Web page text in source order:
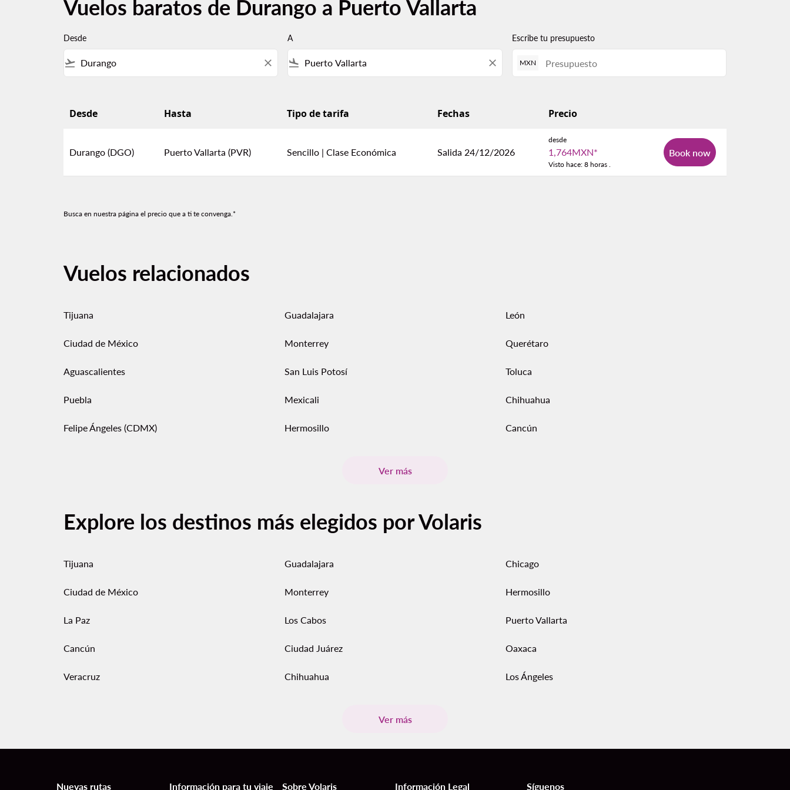
Vuelos baratos de Durango a Puerto Vallarta
Desde
flight_takeoff close
A
flight_land close
Escribe tu presupuesto
MXN
Desde Hasta Tipo de tarifa Fechas Precio
Durango (DGO) Puerto Vallarta (PVR) Sencillo | Clase Económica Salida 24/12/2026
desde
1,764MXN*
Visto hace: 8 horas .
Book now
Busca en nuestra página el precio que a ti te convenga.*
Vuelos relacionados
Tijuana Guadalajara León
Ciudad de México Monterrey Querétaro
Aguascalientes San Luis Potosí Toluca
Puebla Mexicali Chihuahua
Felipe Ángeles (CDMX) Hermosillo Cancún
Ver más
Explore los destinos más elegidos por Volaris
Tijuana Guadalajara Chicago
Ciudad de México Monterrey Hermosillo
La Paz Los Cabos Puerto Vallarta
Cancún Ciudad Juárez Oaxaca
Veracruz Chihuahua Los Ángeles
Ver más
Nuevas rutas Información para tu viaje Sobre Volaris Información Legal Síguenos